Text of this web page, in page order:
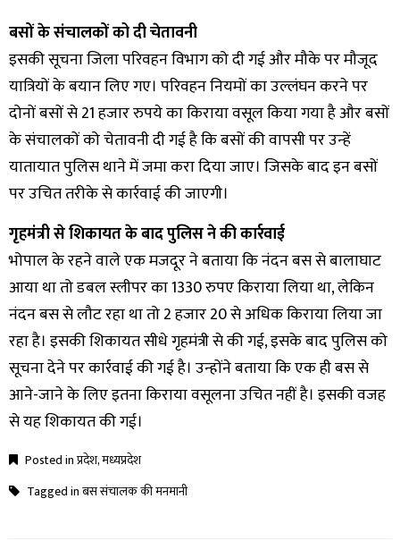
बसों के संचालकों को दी चेतावनी
इसकी सूचना जिला परिवहन विभाग को दी गई और मौके पर मौजूद
यात्रियों के बयान लिए गए। परिवहन नियमों का उल्लंघन करने पर
दोनों बसों से 21 हजार रुपये का किराया वसूल किया गया है और बसों
के संचालकों को चेतावनी दी गई है कि बसों की वापसी पर उन्‍हें
यातायात पुलिस थाने में जमा करा दिया जाए। जिसके बाद इन बसों
पर उचित तरीके से कार्रवाई की जाएगी।
गृहमंत्री से शिकायत के बाद पुलिस ने की कार्रवाई
भोपाल के रहने वाले एक मजदूर ने बताया कि नंदन बस से बालाघाट
आया था तो डबल स्लीपर का 1330 रुपए किराया लिया था, लेकिन
नंदन बस से लौट रहा था तो 2 हजार 20 से अधिक किराया लिया जा
रहा है। इसकी शिकायत सीधे गृहमंत्री से की गई, इसके बाद पुलिस को
सूचना देने पर कार्रवाई की गई है। उन्होंने बताया कि एक ही बस से
आने-जाने के लिए इतना किराया वसूलना उचित नहीं है। इसकी वजह
से यह शिकायत की गई।
Posted inप्रदेश,मध्यप्रदेश
Tagged inबस संचालक की मनमानी